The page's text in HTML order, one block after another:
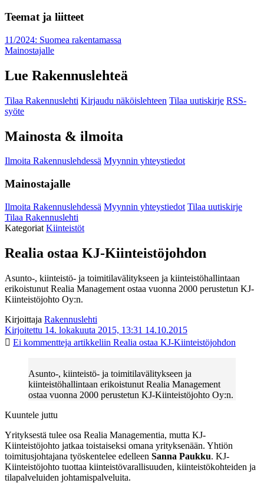
Teemat ja liitteet
11/2024: Suomea rakentamassa
Mainostajalle
Lue Rakennuslehteä
Tilaa Rakennuslehti Kirjaudu näköislehteen Tilaa uutiskirje RSS-
syöte
Mainosta & ilmoita
Ilmoita Rakennuslehdessä Myynnin yhteystiedot
Mainostajalle
Ilmoita Rakennuslehdessä Myynnin yhteystiedot Tilaa uutiskirje
Tilaa Rakennuslehti
Kategoriat Kiinteistöt
Realia ostaa KJ-Kiinteistöjohdon
Asunto-, kiinteistö- ja toimitilavälitykseen ja kiinteistöhallintaan
erikoistunut Realia Management ostaa vuonna 2000 perustetun KJ-
Kiinteistöjohto Oy:n.
Kirjoittaja Rakennuslehti
Kirjoitettu 14. lokakuuta 2015, 13:31 14.10.2015
Ei kommentteja artikkeliin Realia ostaa KJ-Kiinteistöjohdon
Asunto-, kiinteistö- ja toimitilavälitykseen ja
kiinteistöhallintaan erikoistunut Realia Management
ostaa vuonna 2000 perustetun KJ-Kiinteistöjohto Oy:n.
Kuuntele juttu
Yrityksestä tulee osa Realia Managementia, mutta KJ-
Kiinteistöjohto jatkaa toistaiseksi omana yrityksenään. Yhtiön
toimitusjohtajana työskentelee edelleen Sanna Paukku. KJ-
Kiinteistöjohto tuottaa kiinteistövarallisuuden, kiinteistökohteiden ja
tilapalveluiden johtamispalveluita.